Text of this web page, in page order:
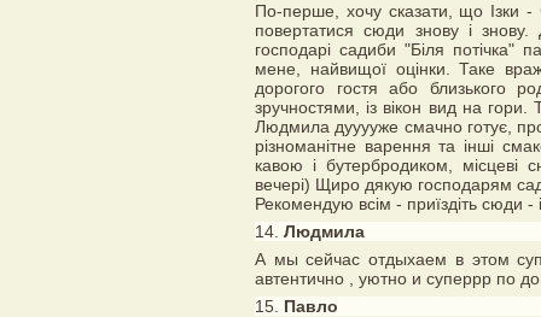
По-перше, хочу сказати, що Ізки -
повертатися сюди знову і
господарі садиби "Біля потічка"
мене, найвищої оцінки. Таке
дорогого гостя або близького
зручностями, із вікон вид на
Людмила дууууже смачно готує,
різноманітне варення та інші
кавою і бутербродиком, місцеві
вечері) Щиро дякую господарям
Рекомендую всім - приїздіть сюди -
14. Людмила
А мы сейчас отдыхаем в этом
автентично , уютно и суперрр по
15. Павло